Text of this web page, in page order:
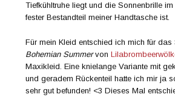
Tiefkühltruhe liegt und die Sonnenbrille
fester Bestandteil meiner Handtasche ist.
Für mein Kleid entschied ich mich für das
Bohemian Summervon
Maxikleid. Eine knielange Variante mit
und geradem Rückenteil hatte ich mir ja
sehr gut befunden! <3 Dieses Mal